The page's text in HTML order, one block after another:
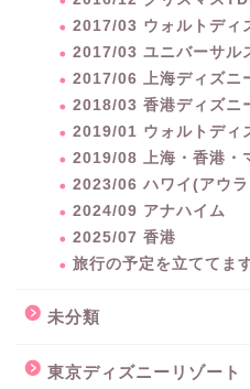
2017/03 ウォルトディ
2017/03 ユニバーサル
2017/06 上海ディズニ
2018/03 香港ディズニ
2019/01 ウォルトディ
2019/08 上海・香港・
2023/06 ハワイ(アウ
2024/09 アナハイム
2025/07 香港
旅行の予定を立ててま
未分類
東京ディズニーリゾート